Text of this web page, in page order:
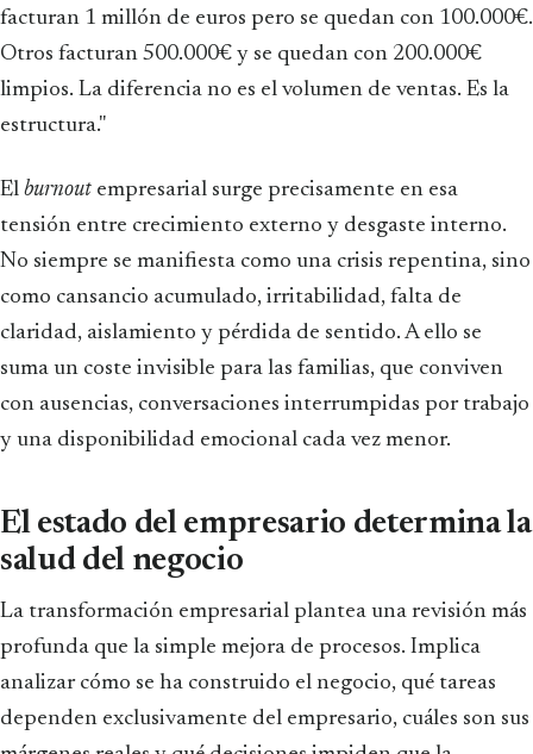
facturan 1 millón de euros pero se quedan con 100.000€.
Otros facturan 500.000€ y se quedan con 200.000€
limpios. La diferencia no es el volumen de ventas. Es la
estructura."
El burnout empresarial surge precisamente en esa
tensión entre crecimiento externo y desgaste interno.
No siempre se manifiesta como una crisis repentina, sino
como cansancio acumulado, irritabilidad, falta de
claridad, aislamiento y pérdida de sentido. A ello se
suma un coste invisible para las familias, que conviven
con ausencias, conversaciones interrumpidas por trabajo
y una disponibilidad emocional cada vez menor.
El estado del empresario determina la
salud del negocio
La transformación empresarial plantea una revisión más
profunda que la simple mejora de procesos. Implica
analizar cómo se ha construido el negocio, qué tareas
dependen exclusivamente del empresario, cuáles son sus